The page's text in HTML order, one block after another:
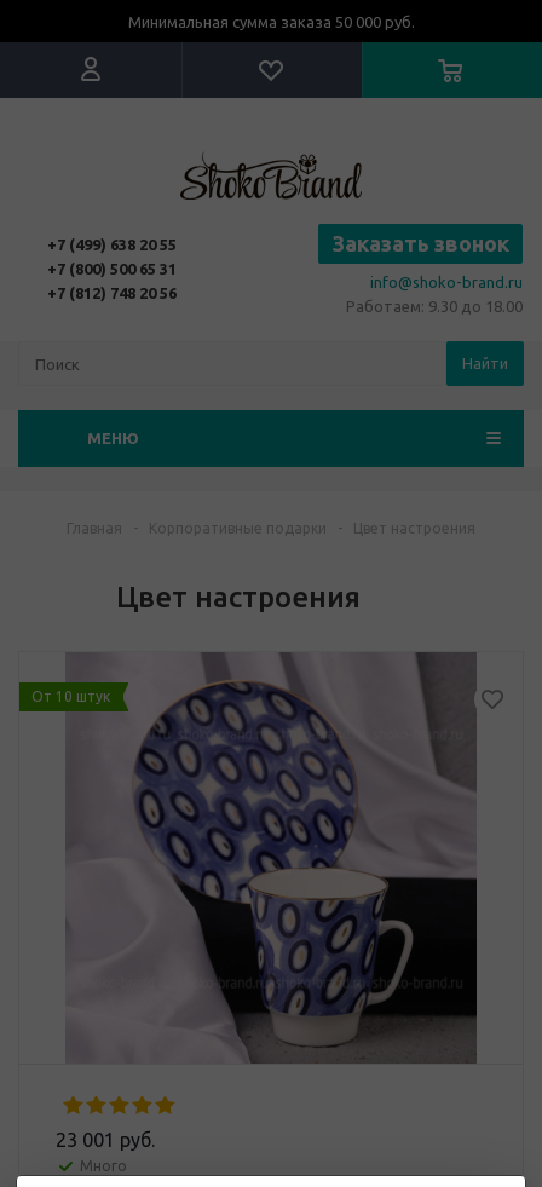
Минимальная сумма заказа 50 000 руб.
+7 (499) 638 20 55
+7 (800) 500 65 31
+7 (812) 748 20 56
Заказать звонок
info@shoko-brand.ru
Работаем: 9.30 до 18.00
Найти
МЕНЮ
Главная - Корпоративные подарки - Цвет настроения
Цвет настроения
От 10 штук
23 001 руб.
Много